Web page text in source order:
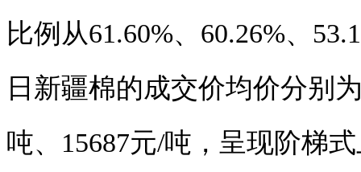
比例从61.60%、60.26%、
日新疆棉的成交价均价分别
吨、15687元/吨，呈现阶梯